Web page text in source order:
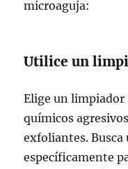
microaguja:
Utilice un
Elige un limpiador
químicos
exfoliantes.
específicamente